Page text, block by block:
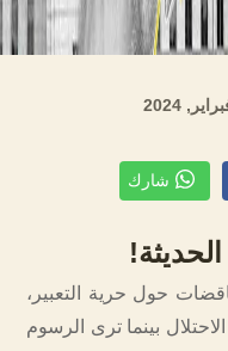
شارك
حول حرية التعبير،
بينما ترى الرسوم